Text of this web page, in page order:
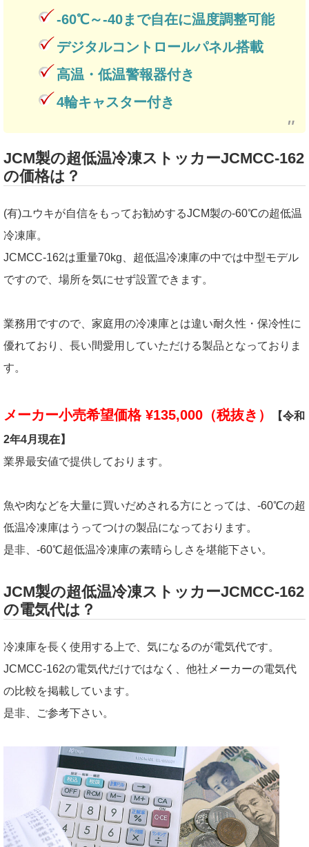
-60℃～-40まで自在に温度調整可能
デジタルコントロールパネル搭載
高温・低温警報器付き
4輪キャスター付き
JCM製の超低温冷凍ストッカーJCMCC-162
の価格は？
(有)ユウキが自信をもってお勧めするJCM製の-60℃の超低温
冷凍庫。
JCMCC-162は重量70kg、超低温冷凍庫の中では中型モデル
ですので、場所を気にせず設置できます。
業務用ですので、家庭用の冷凍庫とは違い耐久性・保冷性に
優れており、長い間愛用していただける製品となっておりま
す。
メーカー小売希望価格 ¥135,000（税抜き）
【令和
2年4月現在】
業界最安値で提供しております。
魚や肉などを大量に買いだめされる方にとっては、-60℃の超
低温冷凍庫はうってつけの製品になっております。
是非、-60℃超低温冷凍庫の素晴らしさを堪能下さい。
JCM製の超低温冷凍ストッカーJCMCC-162
の電気代は？
冷凍庫を長く使用する上で、気になるのが電気代です。
JCMCC-162の電気代だけではなく、他社メーカーの電気代
の比較を掲載しています。
是非、ご参考下さい。